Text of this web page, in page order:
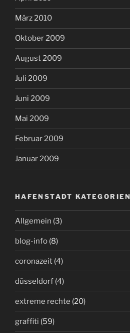
März 2010
Oktober 2009
August 2009
Juli 2009
Juni 2009
Mai 2009
Februar 2009
Januar 2009
HAFENSTADT KATEGORIEN
Allgemein (3)
blog-info (8)
coronazeit (4)
düsseldorf (4)
extreme rechte (20)
graffiti (59)